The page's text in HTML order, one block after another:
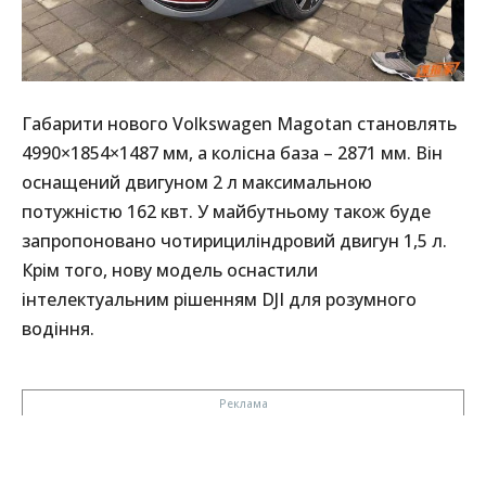
Габарити нового Volkswagen Magotan становлять
4990×1854×1487 мм, а колісна база – 2871 мм. Він
оснащений двигуном 2 л максимальною
потужністю 162 квт. У майбутньому також буде
запропоновано чотирициліндровий двигун 1,5 л.
Крім того, нову модель оснастили
інтелектуальним рішенням DJI для розумного
водіння.